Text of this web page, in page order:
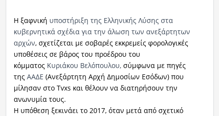
Η ξαφνική υποστήριξη της Ελληνικής Λύσης στα
κυβερνητικά σχέδια για την άλωση των ανεξάρτητων
αρχών, σχετίζεται με σοβαρές εκκρεμείς φορολογικές
υποθέσεις σε βάρος του προέδρου του
κόμματος Κυριάκου Βελόπουλου,σύμφωνα με πηγές
της ΑΑΔΕ (Ανεξάρτητη Αρχή Δημοσίων Εσόδων) που
μίλησαν στο Tvxs και θέλουν να διατηρήσουν την
ανωνυμία τους.
Η υπόθεση ξεκινάει το 2017, όταν μετά από σχετικό